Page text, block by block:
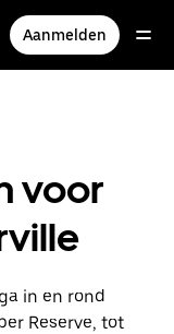
Aanmelden
voor
in en rond
Reserve, tot